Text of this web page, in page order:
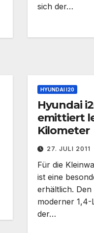
sich der…
HYUNDAI I20
Hyundai
emittiert
Kilometer
27. JULI 2011
Für die
ist eine
erhältlich.
moderner 1,4-
der…